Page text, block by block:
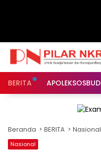
BERITA APOLEKSOSBUD
Beranda BERITA Nasional
Nasional